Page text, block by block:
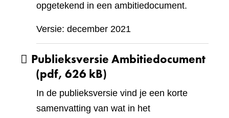
opgetekend in een ambitiedocument.
Versie: december 2021
Publieksversie Ambitiedocument
(pdf, 626 kB)
In de publieksversie vind je een korte
samenvatting van wat in het